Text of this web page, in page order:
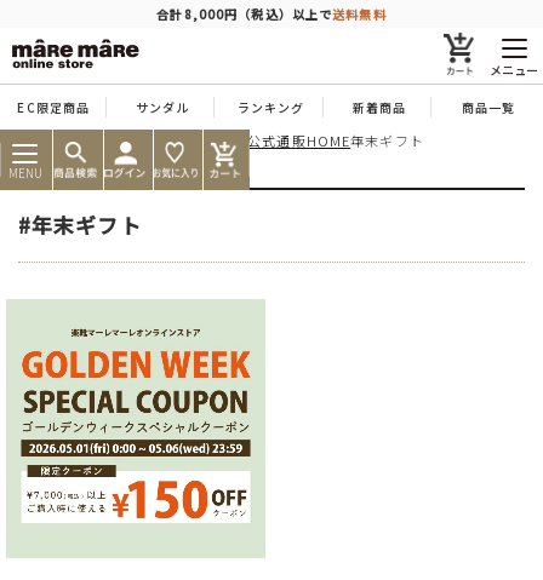
合計8,000円（税込）以上で送料無料
メニュー
EC限定商品 サンダル ランキング 新着商品 商品一覧
MENU
痛くならない靴ならマーレマーレ公式通販HOME年末ギフト
#年末ギフト
商品を探す
人気ワード #コンフォート #パンプス #スニーカー #ブーツ
タイプ
カテゴリー
特徴
ブランド
カラー